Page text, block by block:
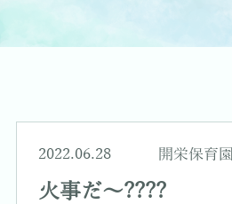
2022.06.28 開栄保育園
火事だ～????